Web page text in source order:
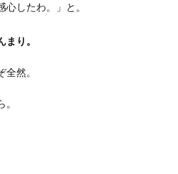
したわ。」 と。
り。
然。